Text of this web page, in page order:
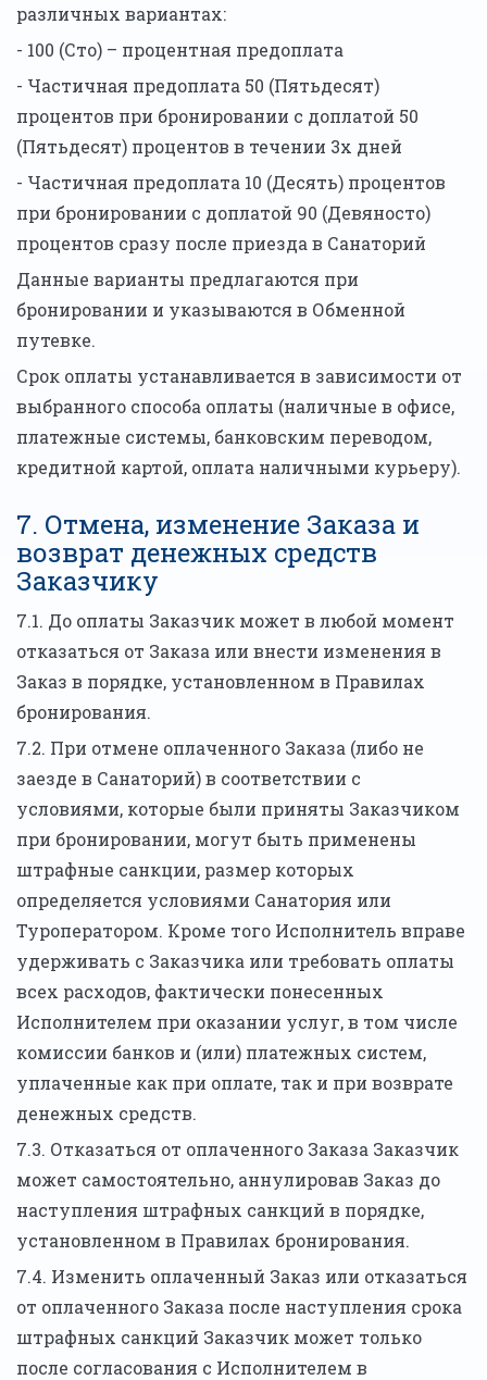
различных вариантах:
- 100 (Сто) – процентная предоплата
- Частичная предоплата 50 (Пятьдесят)
процентов при бронировании с доплатой 50
(Пятьдесят) процентов в течении 3х дней
- Частичная предоплата 10 (Десять) процентов
при бронировании с доплатой 90 (Девяносто)
процентов сразу после приезда в Санаторий
Данные варианты предлагаются при
бронировании и указываются в Обменной
путевке.
Срок оплаты устанавливается в зависимости от
выбранного способа оплаты (наличные в офисе,
платежные системы, банковским переводом,
кредитной картой, оплата наличными курьеру).
7. Отмена, изменение Заказа и
возврат денежных средств
Заказчику
7.1. До оплаты Заказчик может в любой момент
отказаться от Заказа или внести изменения в
Заказ в порядке, установленном в Правилах
бронирования.
7.2. При отмене оплаченного Заказа (либо не
заезде в Санаторий) в соответствии с
условиями, которые были приняты Заказчиком
при бронировании, могут быть применены
штрафные санкции, размер которых
определяется условиями Санатория или
Туроператором. Кроме того Исполнитель вправе
удерживать с Заказчика или требовать оплаты
всех расходов, фактически понесенных
Исполнителем при оказании услуг, в том числе
комиссии банков и (или) платежных систем,
уплаченные как при оплате, так и при возврате
денежных средств.
7.3. Отказаться от оплаченного Заказа Заказчик
может самостоятельно, аннулировав Заказ до
наступления штрафных санкций в порядке,
установленном в Правилах бронирования.
7.4. Изменить оплаченный Заказ или отказаться
от оплаченного Заказа после наступления срока
штрафных санкций Заказчик может только
после согласования с Исполнителем в